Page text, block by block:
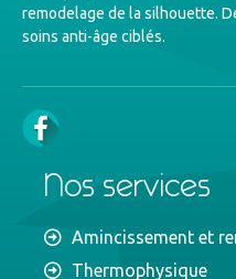
remodelage de la silhouette.
soins anti-âge ciblés.
Nos services
Amincissement et
Thermophysique